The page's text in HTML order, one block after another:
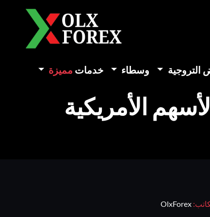
التروجية وسطاء خدمات مميزة
الأمريكية